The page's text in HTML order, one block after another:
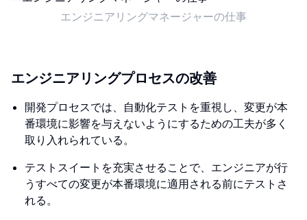
エンジニアリングマネージャーの仕事
エンジニアリングプロセスの改善
開発プロセスでは、自動化テストを重視し、変更が本
番環境に影響を与えないようにするための工夫が多く
取り入れられている。
テストスイートを充実させることで、エンジニアが行
うすべての変更が本番環境に適用される前にテストさ
れる。